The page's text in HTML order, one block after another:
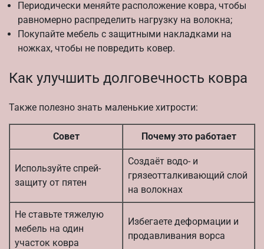
Периодически меняйте расположение ковра, чтобы
равномерно распределить нагрузку на волокна;
Покупайте мебель с защитными накладками на
ножках, чтобы не повредить ковер.
Как улучшить долговечность ковра
Также полезно знать маленькие хитрости:
Совет Почему это работает
Используйте спрей-
защиту от пятен
Создаёт водо- и
грязеотталкивающий слой
на волокнах
Не ставьте тяжелую
мебель на один
участок ковра
Избегаете деформации и
продавливания ворса